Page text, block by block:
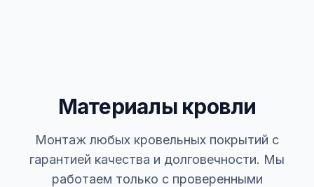
Материалы кровли
Монтаж любых кровельных покрытий с
гарантией качества и долговечности. Мы
работаем только с проверенными